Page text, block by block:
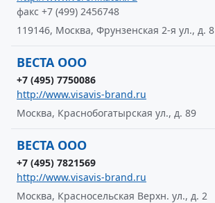
факс +7 (499) 2456748
119146, Москва, Фрунзенская 2-я ул., д. 8
ВЕСТА ООО
+7 (495) 7750086
http://www.visavis-brand.ru
Москва, Краснобогатырская ул., д. 89
ВЕСТА ООО
+7 (495) 7821569
http://www.visavis-brand.ru
Москва, Красносельская Верхн. ул., д. 2